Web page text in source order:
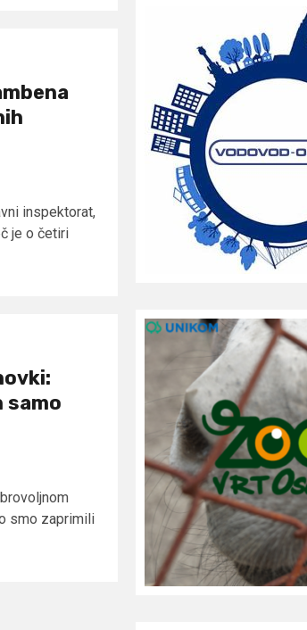
inspektorat,
je o četiri
samo
smo zaprimili